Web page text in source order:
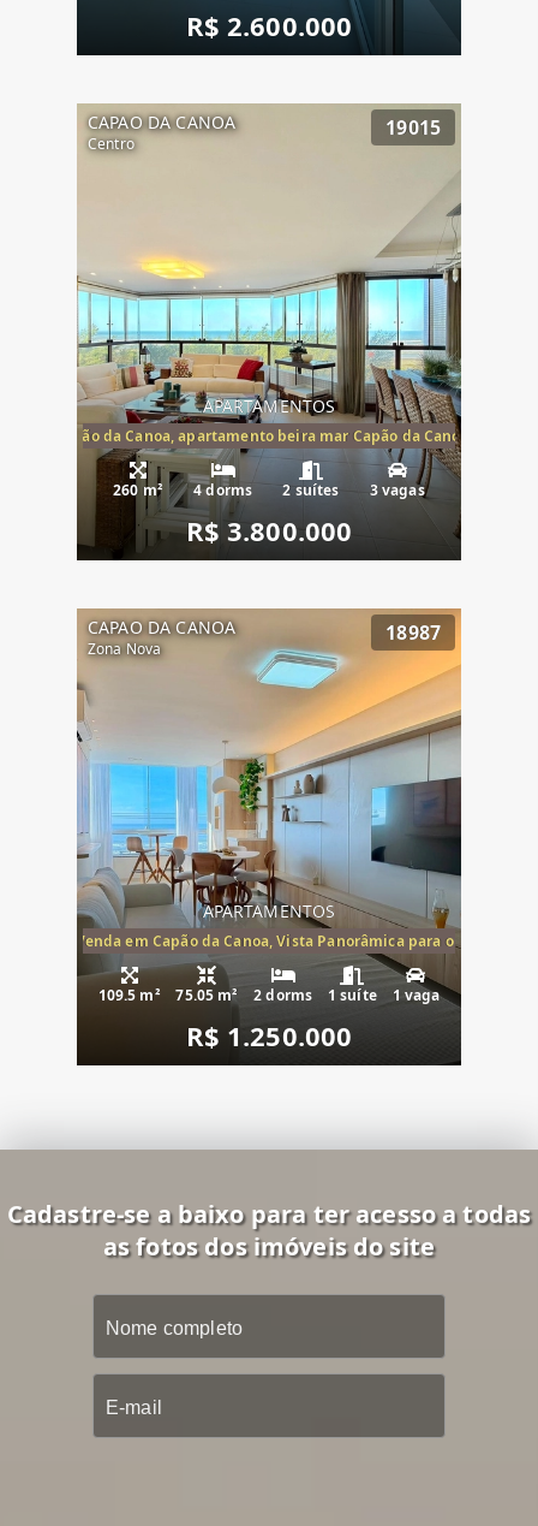
R$ 2.600.000
CAPAO DA CANOA
Centro
19015
APARTAMENTOS
mar Capão da Canoa, apartamento beira mar Capão da Canoa,
260 m² 4 dorms 2 suítes 3 vagas
R$ 3.800.000
CAPAO DA CANOA
Zona Nova
18987
APARTAMENTOS
Mar à Venda em Capão da Canoa, Vista Panorâmica para o Mar, 2
109.5 m² 75.05 m² 2 dorms 1 suíte 1 vaga
R$ 1.250.000
Cadastre-se a baixo para ter acesso a todas
as fotos dos imóveis do site